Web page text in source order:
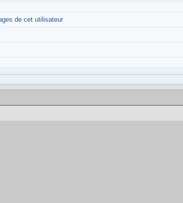
de cet utilisateur